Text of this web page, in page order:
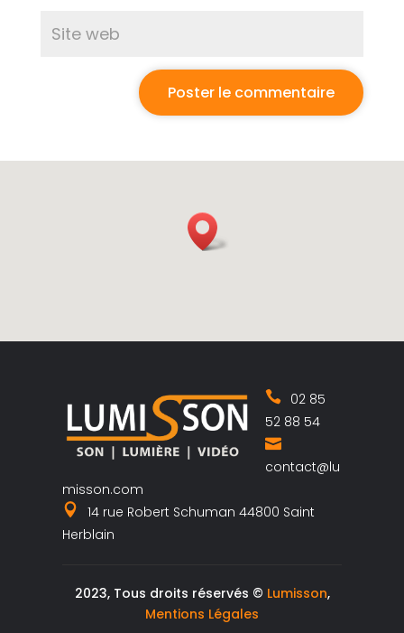
02 85
52 88 54
contact@lu
misson.com
14 rue Robert Schuman 44800 Saint
Herblain
2023, Tous droits réservés © Lumisson,
Mentions Légales